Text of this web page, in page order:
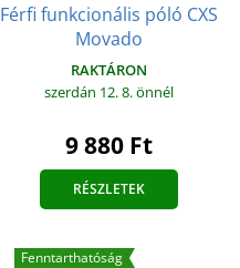
Férfi funkcionális póló CXS
Movado
RAKTÁRON
szerdán 12. 8.önnél
9 880 Ft
RÉSZLETEK
Fenntarthatóság